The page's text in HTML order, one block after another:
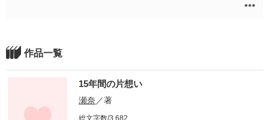
作品一覧
15年間の片想い
瀬奈 ／著
総文字数/3,682